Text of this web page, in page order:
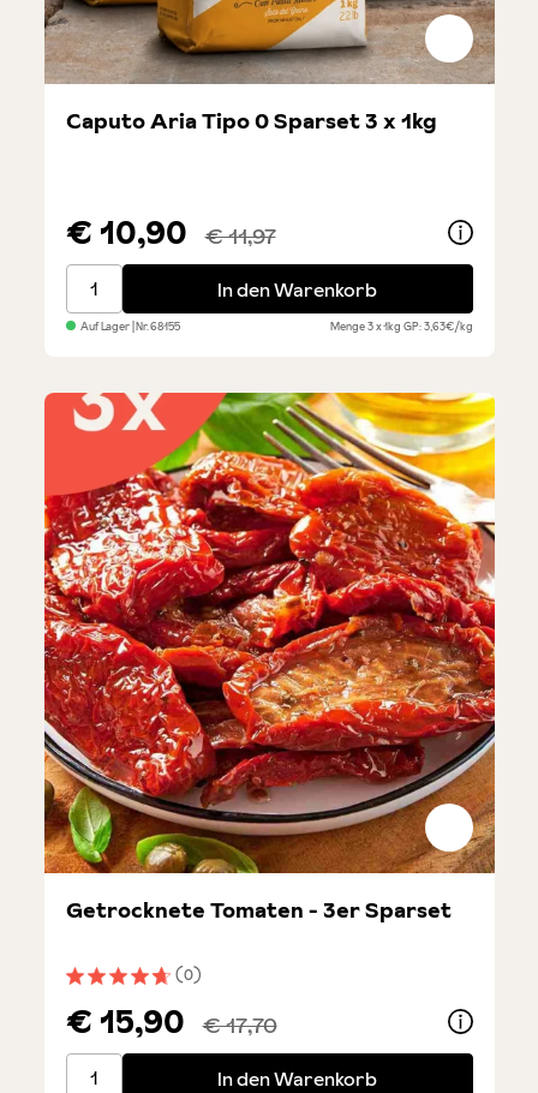
Caputo Aria Tipo 0 Sparset 3 x 1kg
€ 10,90 € 11,97
Caputo Aria Tipo 0 Sparset 3 x 1kg
In den Warenkorb
Auf Lager| Nr.68155 Menge3 x 1kgGP: 3,63€/kg
Durchschnittliche Bewertung von 4.6 von 5 Sternen
(0)
Getrocknete Tomaten - 3er Sparset
€ 15,90 € 17,70
Getrocknete Tomaten - 3er Sparset
In den Warenkorb